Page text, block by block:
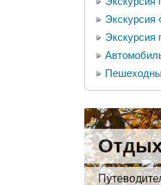
Экскурсия
Экскурсия